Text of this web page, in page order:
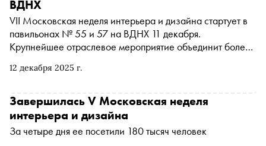
12 декабря 2025 г.
ВДНХ
VII Московская неделя интерьера и дизайна стартует в
павильонах № 55 и 57 на ВДНХ 11 декабря.
Крупнейшее отраслевое мероприятие объединит более
посетить его до 14 декабря включительно
Завершилась V Московская неделя
интерьера и дизайна
За четыре дня ее посетили 180 тысяч человек